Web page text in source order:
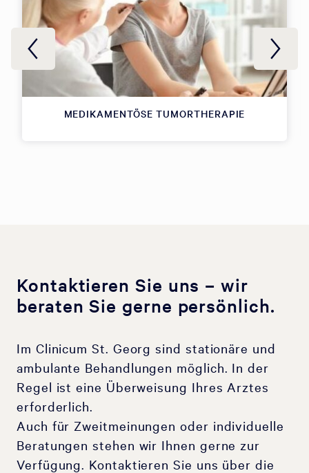
MEDIKAMENTÖSE TUMORTHERAPIE
Kontaktieren Sie uns – wir
beraten Sie gerne persönlich.
Im Clinicum St. Georg sind stationäre und
ambulante Behandlungen möglich. In der
Regel ist eine Überweisung Ihres Arztes
erforderlich.
Auch für Zweitmeinungen oder individuelle
Beratungen stehen wir Ihnen gerne zur
Verfügung. Kontaktieren Sie uns über die